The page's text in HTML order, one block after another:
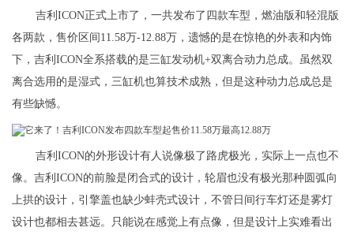
吉利ICON正式上市了，一共发布了四款车型，燃油版和轻混版
各两款，售价区间11.58万-12.88万，遗憾的是在惊艳的外表和内饰
下，吉利ICON全系搭载的是三缸发动机+双离合动力总成。虽然双
离合选用的是湿式，三缸机也算技术成熟，但是这种动力总成总是
有些缺憾。
吉利ICON的外形设计有人说像极了路虎极光，实际上一点也不
像。吉利ICON的前脸是闭合式的设计，轮眉也没有极光那种圆弧向
上拱的设计，引擎盖也缺少蚌壳式设计，不管日间行车灯还是雾灯
设计也都相去甚远。只能说在感觉上有点像，但是设计上实难看出